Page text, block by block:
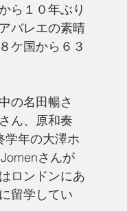
ら１０年ぶり
バレエの素晴
ケ国から６３
の名田暢さ
ん、原和奏
学年の大澤ホ
さんが
ロンドンにあ
留学してい